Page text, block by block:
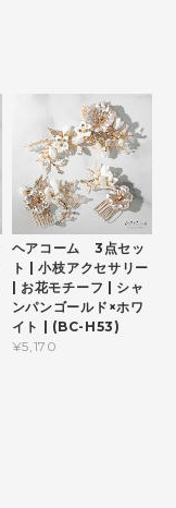
ヘアコーム 3点セッ
ト | 小枝アクセサリー
| お花モチーフ | シャ
ンパンゴールド×ホワ
イト | (BC-H53)
¥5,170